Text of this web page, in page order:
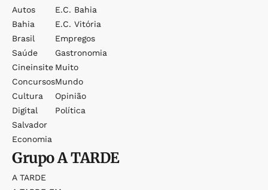
Autos
Bahia
Brasil
Saúde
Cineinsite
Concursos
Cultura
Digital
Salvador
Economia
E.c. Bahia
E.c. Vitória
Empregos
Gastronomia
Muito
Mundo
Opinião
Política
GrupoA TARDE
A TARDE